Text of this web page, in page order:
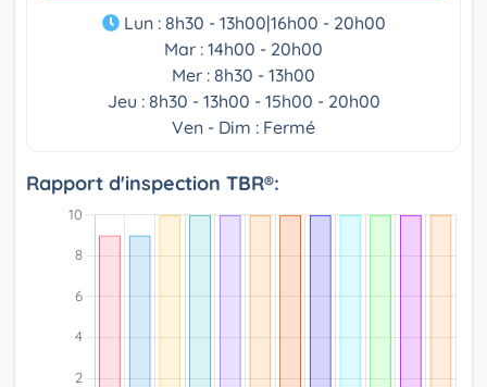
Lun : 8h30 - 13h00|16h00 - 20h00
Mar : 14h00 - 20h00
Mer : 8h30 - 13h00
Jeu : 8h30 - 13h00 - 15h00 - 20h00
Ven - Dim : Fermé
Rapport d'inspection TBR®: